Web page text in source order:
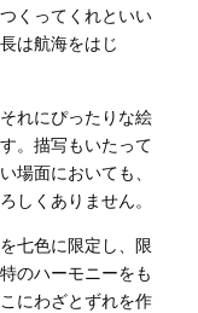
くってくれといい
は航海をはじ
れにぴったりな絵
。描写もいたって
場面においても、
しくありません。
七色に限定し、限
のハーモニーをも
にわざとずれを作